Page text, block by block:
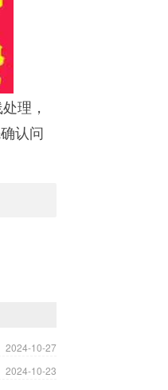
理，
认问
2024-10-27
2024-10-23